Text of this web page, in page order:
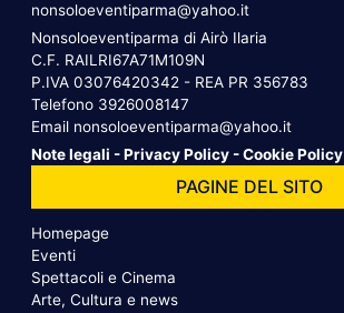
nonsoloeventiparma@yahoo.it
Nonsoloeventiparma di Airò Ilaria
C.F. RAILRI67A71M109N
P.IVA 03076420342 - REA PR 356783
Telefono 3926008147
Email nonsoloeventiparma@yahoo.it
Note legali -Privacy Policy -Cookie Policy
PAGINE DEL SITO
Homepage
Eventi
Spettacoli e Cinema
Arte, Cultura e news